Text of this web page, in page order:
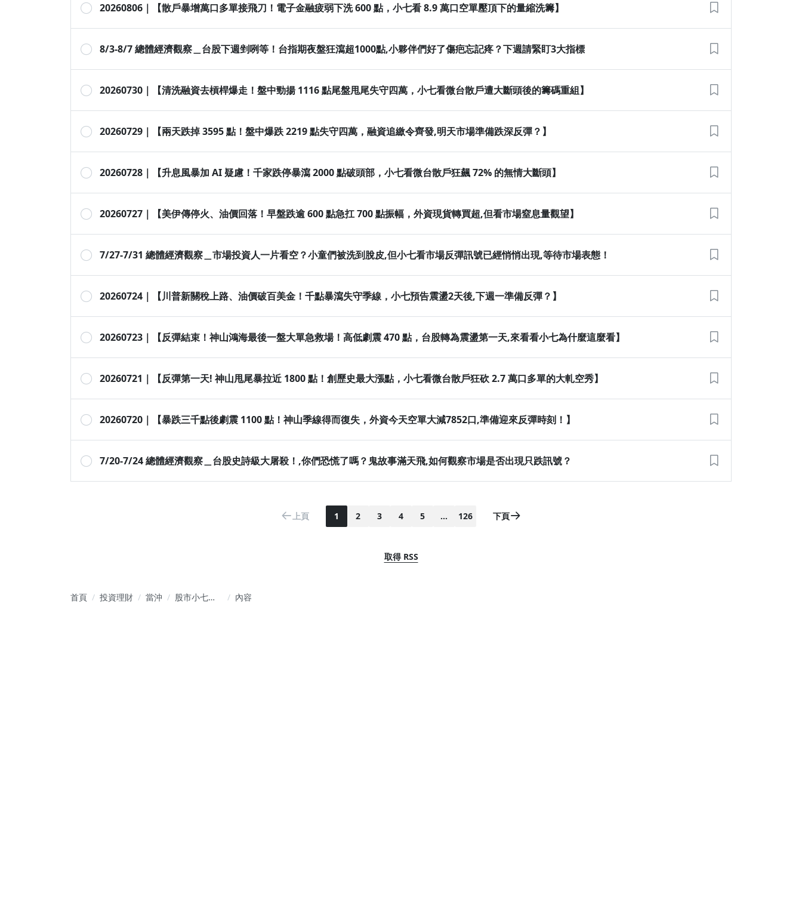
20260806｜【散戶暴增萬口多單接飛刀！電子金融疲弱下洗 600 點，小七看 8.9 萬口空單壓頂下的量縮洗籌】
8/3-8/7 總體經濟觀察＿台股下週剉咧等！台指期夜盤狂瀉超1000點,小夥伴們好了傷疤忘記疼？下週請緊盯3大指標
20260730｜【清洗融資去槓桿爆走！盤中勁揚 1116 點尾盤甩尾失守四萬，小七看微台散戶遭大斷頭後的籌碼重組】
20260729｜【兩天跌掉 3595 點！盤中爆跌 2219 點失守四萬，融資追繳令齊發,明天市場準備跌深反彈？】
20260728｜【升息風暴加 AI 疑慮！千家跌停暴瀉 2000 點破頭部，小七看微台散戶狂飆 72% 的無情大斷頭】
20260727｜【美伊傳停火、油價回落！早盤跌逾 600 點急扛 700 點振幅，外資現貨轉買超,但看市場窒息量觀望】
7/27-7/31 總體經濟觀察＿市場投資人一片看空？小童們被洗到脫皮,但小七看市場反彈訊號已經悄悄出現,等待市場表態！
20260724｜【川普新關稅上路、油價破百美金！千點暴瀉失守季線，小七預告震盪2天後,下週一準備反彈？】
20260723｜【反彈結束！神山鴻海最後一盤大單急救場！高低劇震 470 點，台股轉為震盪第一天,來看看小七為什麼這麼看】
20260721｜【反彈第一天! 神山甩尾暴拉近 1800 點！創歷史最大漲點，小七看微台散戶狂砍 2.7 萬口多單的大軋空秀】
20260720｜【暴跌三千點後劇震 1100 點！神山季線得而復失，外資今天空單大減7852口,準備迎來反彈時刻！】
7/20-7/24 總體經濟觀察＿台股史詩級大屠殺！,你們恐慌了嗎？鬼故事滿天飛,如何觀察市場是否出現只跌訊號？
上頁 1 2 3 4 5 … 126 下頁
取得 RSS
首頁 投資理財 當沖
股市小七｜
內容